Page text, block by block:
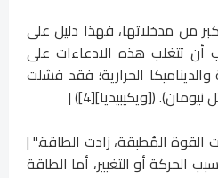
من مدخلاتها، فهذا دليل على
أن تتغلب هذه الادعاءات على
الحرارية؛ فقد فشلت
([ويكيبيديا][4]) |
القوة المُطبقة، زادت الطاقة." |
الحركة أو التغيير، أما الطاقة